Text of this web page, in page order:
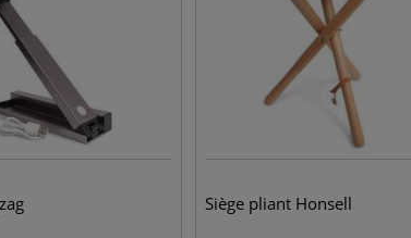
Siège pliant Honsell